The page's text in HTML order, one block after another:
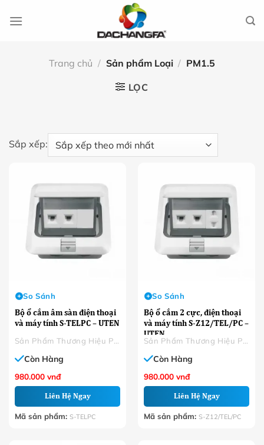
đến
Trang chủ / Sản phẩm Loại / PM1.5
LỌC
Sắp xếp:
Bộ ổ cắm âm sàn điện thoại
và máy tính S-TELPC – UTEN
So Sánh
Còn Hàng
980.000 vnđ
Liên Hệ Ngay
Mã sản phẩm: S-TELPC
Bộ ổ cắm 2 cực, điện thoại
và máy tính S-Z12/TEL/PC –
UTEN
So Sánh
Còn Hàng
980.000 vnđ
Liên Hệ Ngay
Mã sản phẩm: S-Z12/TEL/PC